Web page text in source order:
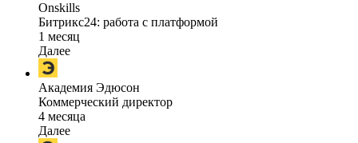
Onskills
Битрикс24: работа с платформой
1 месяц
Далее
Академия Эдюсон
Коммерческий директор
4 месяца
Далее